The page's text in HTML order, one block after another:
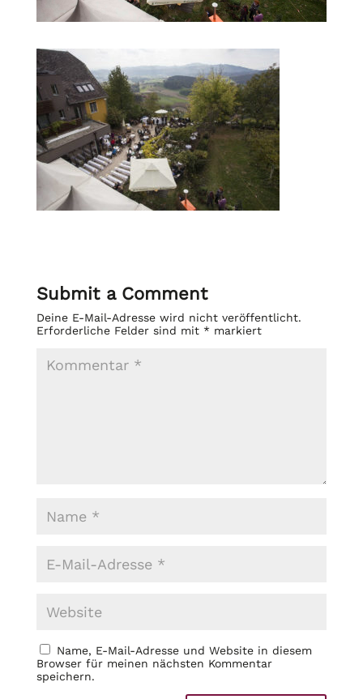
Submit a Comment
Deine E-Mail-Adresse wird nicht veröffentlicht.
Erforderliche Felder sind mit *markiert
Name, E-Mail-Adresse und Website in diesem
Browser für meinen nächsten Kommentar
speichern.